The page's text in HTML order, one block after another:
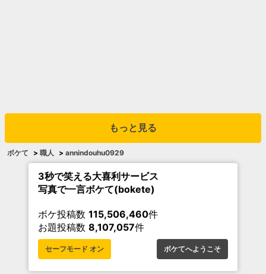
もっと見る
ボケて > 職人 > annindouhu0929
3秒で笑える大喜利サービス
写真で一言ボケて(bokete)
ボケ投稿数 115,506,460件
お題投稿数 8,107,057件
セーフモード オン ボケてへようこそ